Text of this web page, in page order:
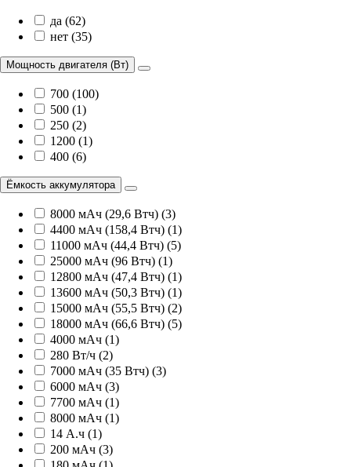
да (62)
нет (35)
Мощность двигателя (Вт)
700 (100)
500 (1)
250 (2)
1200 (1)
400 (6)
Ёмкость аккумулятора
8000 мАч (29,6 Втч) (3)
4400 мАч (158,4 Втч) (1)
11000 мАч (44,4 Втч) (5)
25000 мАч (96 Втч) (1)
12800 мАч (47,4 Втч) (1)
13600 мАч (50,3 Втч) (1)
15000 мАч (55,5 Втч) (2)
18000 мАч (66,6 Втч) (5)
4000 мАч (1)
280 Вт/ч (2)
7000 мАч (35 Втч) (3)
6000 мАч (3)
7700 мАч (1)
8000 мАч (1)
14 А.ч (1)
200 мАч (3)